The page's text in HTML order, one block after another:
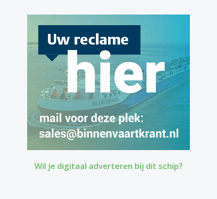
Wil je digitaal adverteren bij dit schip?